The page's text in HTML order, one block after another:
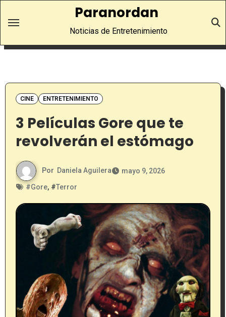
Paranordan
Noticias de Entretenimiento
CINE ENTRETENIMIENTO
3 Películas Gore que te
revolverán el estómago
Por Daniela Aguilera
mayo 9, 2026
#Gore, #Terror